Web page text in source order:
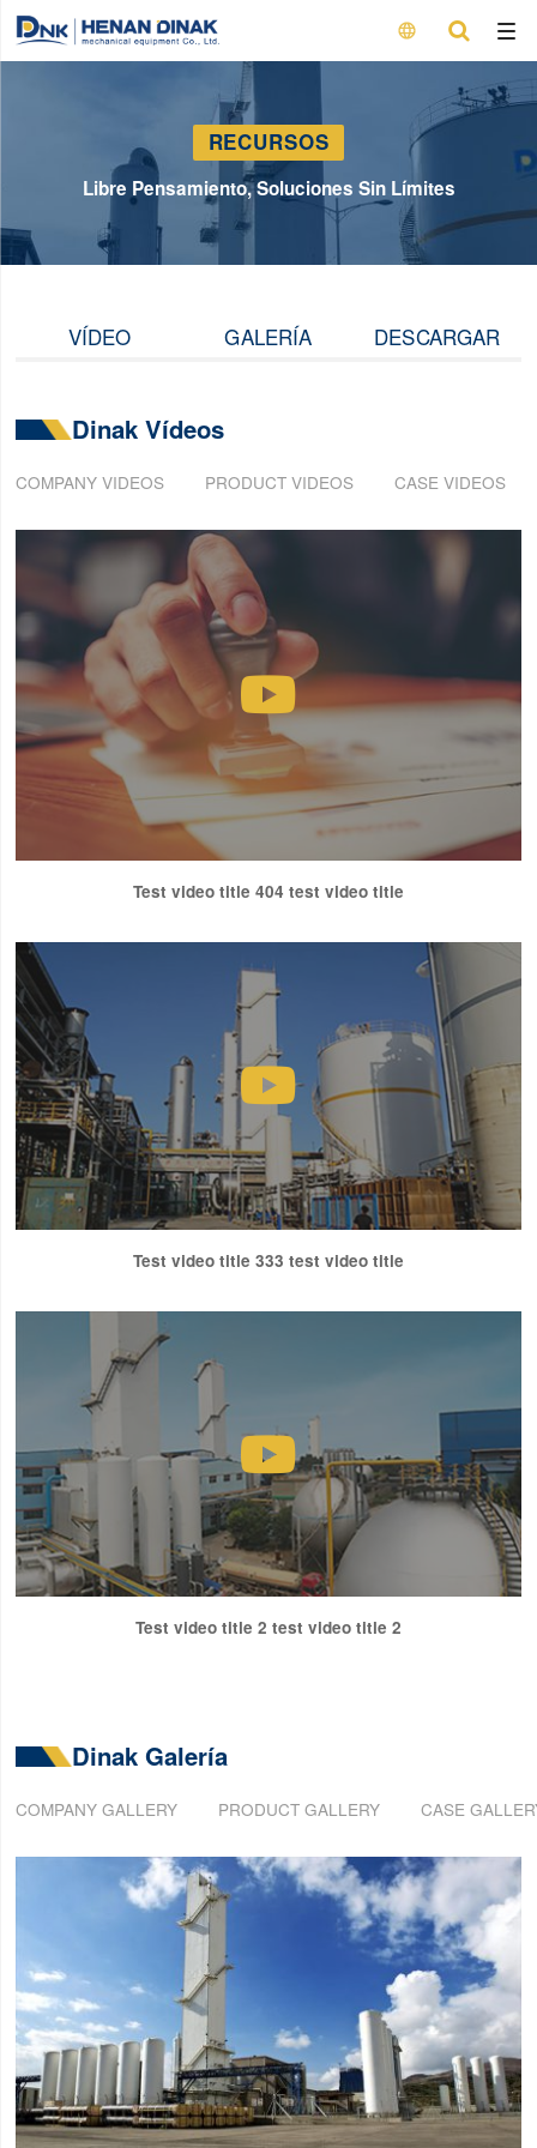

RECURSOS
Libre Pensamiento, Soluciones Sin Límites
VÍDEO GALERÍA DESCARGAR
Dinak Vídeos
COMPANY VIDEOS PRODUCT VIDEOS CASE VIDEOS
Test video title 404 test video title
Test video title 333 test video title
Test video title 2 test video title 2
Dinak Galería
COMPANY GALLERY PRODUCT GALLERY CASE